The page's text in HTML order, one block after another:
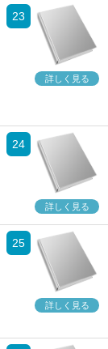
23
詳しく見る
24
詳しく見る
25
詳しく見る